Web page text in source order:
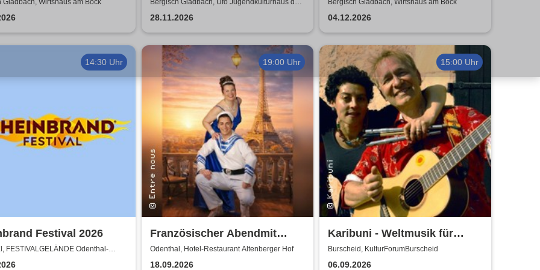
Gladbach, Wirtshaus am Bock
Bergisch Gladbach, Ufo Jugendkulturhaus der
AWO
28.11.2026
Bergisch Gladbach, Wirtshaus am Bock
04.12.2026
14:30 Uhr
Festival 2026
FESTIVALGELÄNDE Odenthal-
19:00 Uhr
Französischer Abendmit
Entre nous
Odenthal, Hotel-Restaurant Altenberger Hof
18.09.2026
15:00 Uhr
Karibuni - Weltmusik für
Kinder
Burscheid, KulturForumBurscheid
06.09.2026